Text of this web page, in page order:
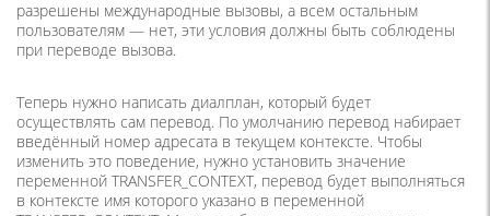
разрешены международные вызовы, а всем остальным
пользователям — нет, эти условия должны быть соблюдены
при переводе вызова.
Теперь нужно написать диалплан, который будет
осуществлять сам перевод. По умолчанию перевод набирает
введённый номер адресата в текущем контексте. Чтобы
изменить это поведение, нужно установить значение
переменной TRANSFER_CONTEXT, перевод будет выполняться
в контексте имя которого указано в переменной